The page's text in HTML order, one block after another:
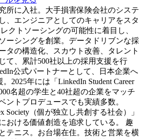
所に入社。大手損害保険会社のシステ
、エンジニアとしてのキャリアをスタ
クトソーシングの可能性に着目し、
ーシングを創業。データドリブンな採
タの構造化、スカウト改善、タレント
て、累計500社以上の採用支援を行
公式パートナーとして、日本企業へ
2025年には「LinkedIn Student Career
名超の学生と40社超の企業をマッチ
ントプロデュースでも実績多数。
Society（個が独立し共創する社会）」
おける価値創造を追求している。 趣
テニス。お台場在住。技術と営業を横